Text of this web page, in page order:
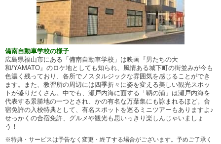
備南自動車学校の様子
広島県福山市にある「備南自動車学校」は映画『男たちの大
和/YAMATO』のロケ地としても知られ、風情ある城下町の街並みが今も
色濃く残っており、各所でノスタルジックな雰囲気を感じることができ
ます。また、教習所の周辺には四季折々に姿を変える美しい観光スポッ
トが盛りだくさん。中でも、瀬戸内海に面する「鞆の浦」は瀬戸内海を
代表する景勝地の一つとされ、かの有名な万葉集にも詠まれるほど。合
宿免許の入校特典として、有名スポットを巡るミニツアーもありますよ♪
せっかくの合宿免許、グルメや観光も思いっきり楽しんじゃいましょ
う！
※特典・サービスは予告なく変更・終了する場合がございます。予めご了承く